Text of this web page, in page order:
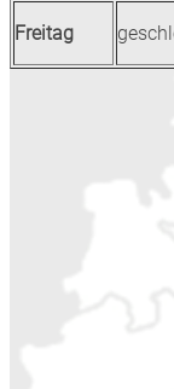
Freitag